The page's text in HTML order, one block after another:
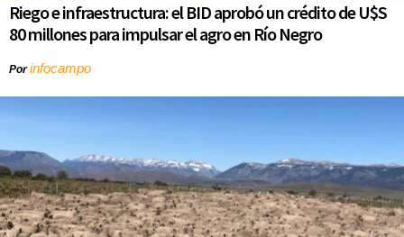
Riego e infraestructura: el BID aprobó un crédito de U$S
80 millones para impulsar el agro en Río Negro
Porinfocampo